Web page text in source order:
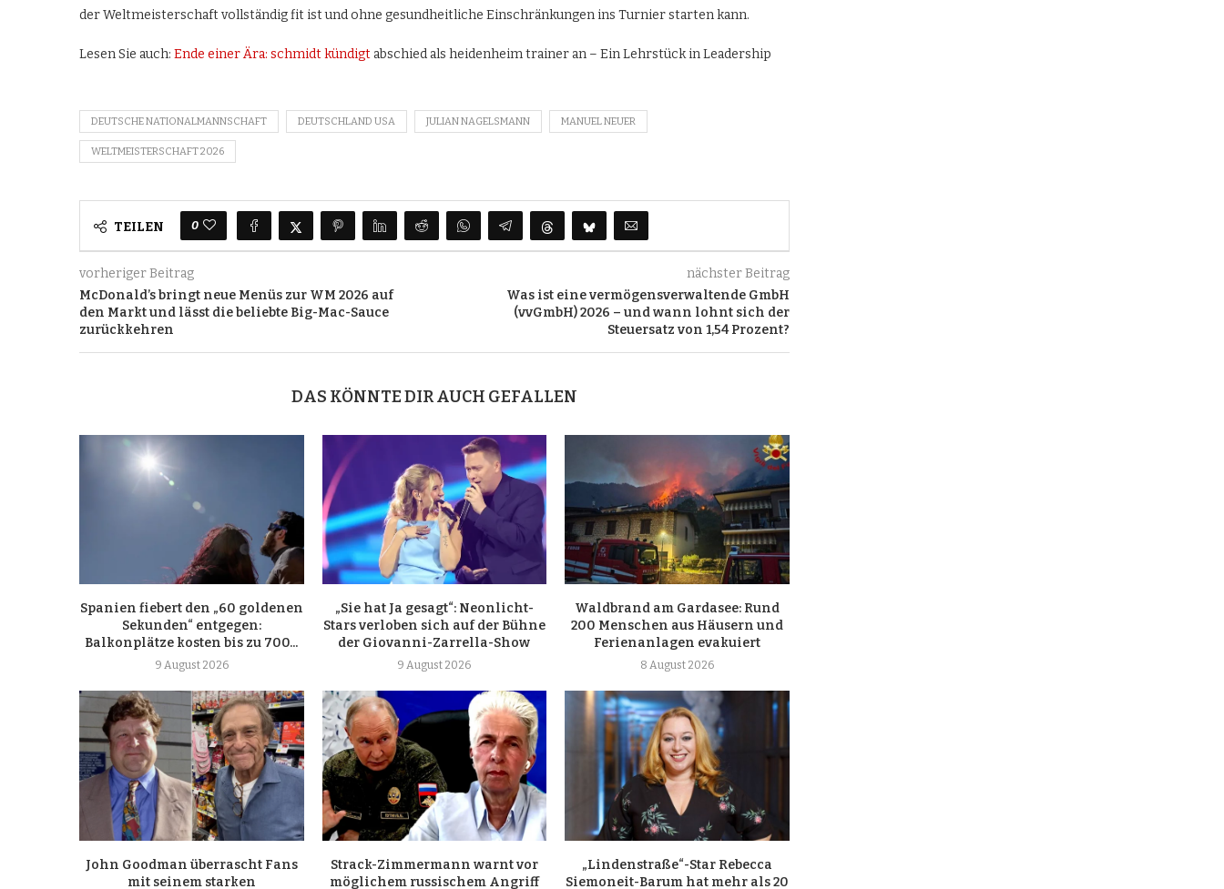
der Weltmeisterschaft vollständig fit ist und ohne gesundheitliche Einschränkungen ins Turnier starten kann.
Lesen Sie auch: Ende einer Ära: schmidt kündigt abschied als heidenheim trainer an – Ein Lehrstück in Leadership
DEUTSCHE NATIONALMANNSCHAFT DEUTSCHLAND USA JULIAN NAGELSMANN MANUEL NEUER
WELTMEISTERSCHAFT 2026
TEILEN 0
vorheriger Beitrag
McDonald’s bringt neue Menüs zur WM 2026 auf
den Markt und lässt die beliebte Big-Mac-Sauce
zurückkehren
nächster Beitrag
Was ist eine vermögensverwaltende GmbH
(vvGmbH) 2026 – und wann lohnt sich der
Steuersatz von 1,54 Prozent?
DAS KÖNNTE DIR AUCH GEFALLEN
Spanien fiebert den „60 goldenen
Sekunden“ entgegen:
Balkonplätze kosten bis zu 700...
9 August 2026
„Sie hat Ja gesagt“: Neonlicht-
Stars verloben sich auf der Bühne
der Giovanni-Zarrella-Show
9 August 2026
Waldbrand am Gardasee: Rund
200 Menschen aus Häusern und
Ferienanlagen evakuiert
8 August 2026
John Goodman überrascht Fans
mit seinem starken
Strack-Zimmermann warnt vor
möglichem russischem Angriff
„Lindenstraße“-Star Rebecca
Siemoneit-Barum hat mehr als 20